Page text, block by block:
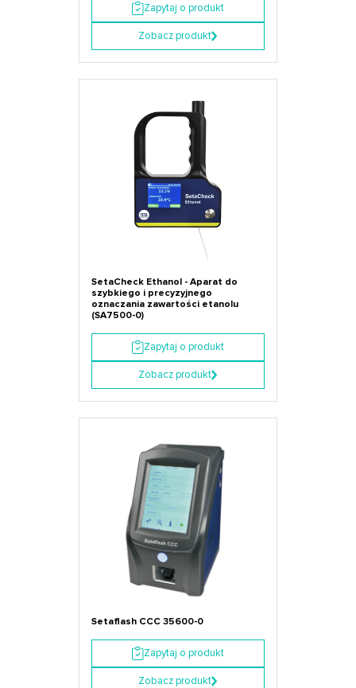
Zapytaj o produkt
Zobacz produkt
SetaCheck Ethanol - Aparat do
szybkiego i precyzyjnego
oznaczania zawartości etanolu
(SA7500-0)
Zapytaj o produkt
Zobacz produkt
Setaflash CCC 35600-0
Zapytaj o produkt
Zobacz produkt